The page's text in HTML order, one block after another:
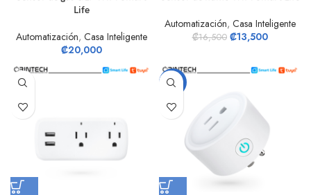
Life
Automatización, Casa Inteligente
₡20,000
Automatización, Casa Inteligente
₡16,500 ₡13,500
-12%